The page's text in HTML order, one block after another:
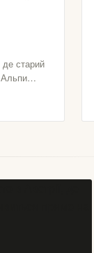
де старий